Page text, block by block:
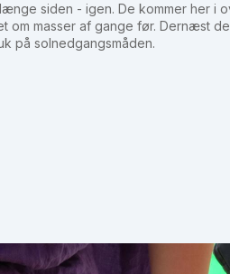
siden - igen. De kommer her i
masser af gange før. Dernæst
på solnedgangsmåden.